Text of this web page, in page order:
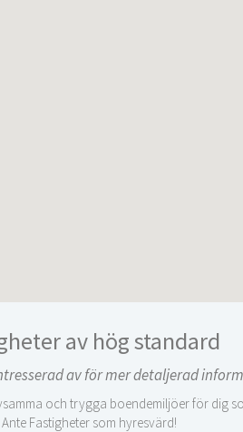
av hög standard
av för mer detaljerad
och trygga boendemiljöer för dig
Fastigheter som hyresvärd!